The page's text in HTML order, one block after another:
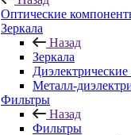
Оптические
Зеркала
Назад
Зеркала
Диэлектрические
Металл-
Фильтры
Назад
Фильтры